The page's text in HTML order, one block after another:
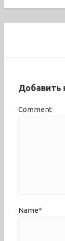
Добавить
Comment
Name*